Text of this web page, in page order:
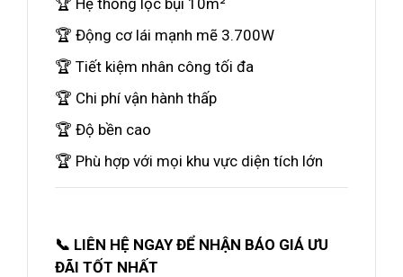
🏆 Hệ thống lọc bụi 10m²
🏆 Động cơ lái mạnh mẽ 3.700W
🏆 Tiết kiệm nhân công tối đa
🏆 Chi phí vận hành thấp
🏆 Độ bền cao
🏆 Phù hợp với mọi khu vực diện tích lớn
📞 LIÊN HỆ NGAY ĐỂ NHẬN BÁO GIÁ ƯU
ĐÃI TỐT NHẤT